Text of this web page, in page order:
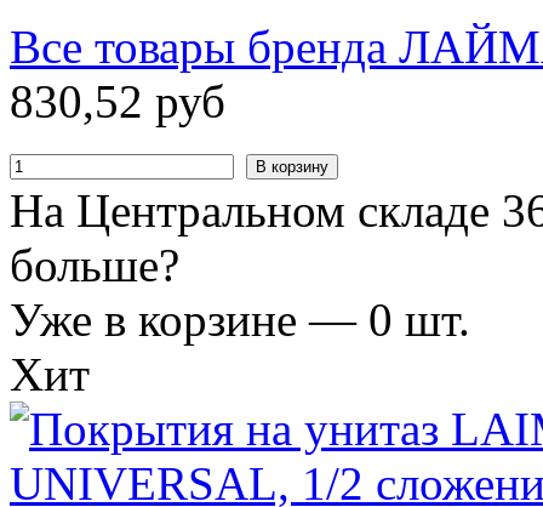
Все товары бренда
830,52 руб
В корзину
На Центральном складе
больше?
Уже в корзине — 0 шт.
Хит